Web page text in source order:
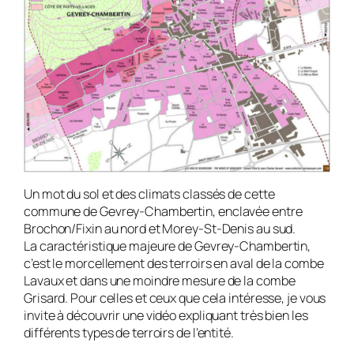
Un mot du sol et des climats classés de cette
commune de Gevrey-Chambertin, enclavée entre
Brochon/Fixin au nord et Morey-St-Denis au sud.
La caractéristique majeure de Gevrey-Chambertin,
c’est le morcellement des terroirs en aval de la combe
Lavaux et dans une moindre mesure de la combe
Grisard. Pour celles et ceux que cela intéresse, je vous
invite à découvrir une vidéo expliquant très bien les
différents types de terroirs de l’entité.